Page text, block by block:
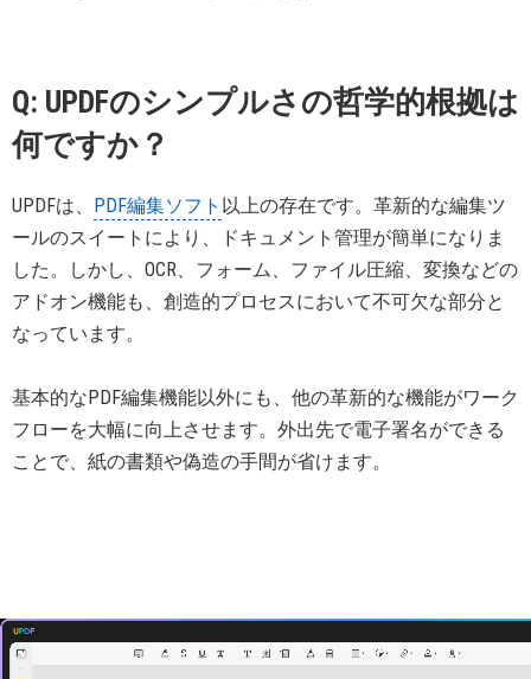
Q: UPDFのシンプルさの哲学的根拠は
何ですか？
UPDFは、 PDF編集ソフト 以上の存在です。革新的な編集ツ
ールのスイートにより、ドキュメント管理が簡単になりま
した。しかし、OCR、フォーム、ファイル圧縮、変換などの
アドオン機能も、創造的プロセスにおいて不可欠な部分と
なっています。
基本的なPDF編集機能以外にも、他の革新的な機能がワーク
フローを大幅に向上させます。外出先で電子署名ができる
ことで、紙の書類や偽造の手間が省けます。